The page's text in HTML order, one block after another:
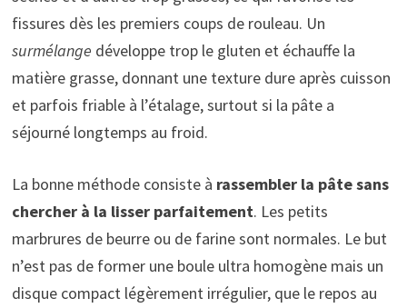
fissures dès les premiers coups de rouleau. Un
surmélange développe trop le gluten et échauffe la
matière grasse, donnant une texture dure après cuisson
et parfois friable à l’étalage, surtout si la pâte a
séjourné longtemps au froid.
La bonne méthode consiste à rassembler la pâte sans
chercher à la lisser parfaitement. Les petits
marbrures de beurre ou de farine sont normales. Le but
n’est pas de former une boule ultra homogène mais un
disque compact légèrement irrégulier, que le repos au